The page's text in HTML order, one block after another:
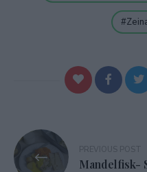
Inläggsnavigering
Mandelfisk-